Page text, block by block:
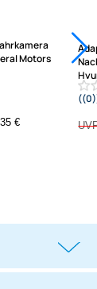
Rückfahrkamera